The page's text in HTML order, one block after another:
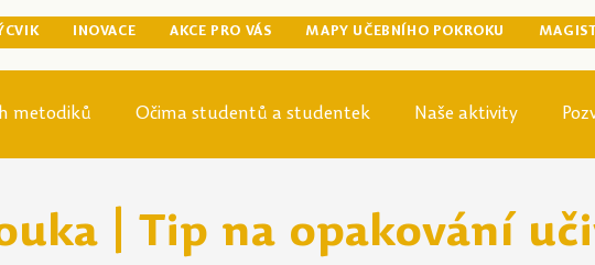
INOVACE AKCE PRO VÁS MAPY UČEBNÍHO POKROKU
metodiků Očima studentů a studentek Naše aktivity
Reforma pregraduální přípravy
| Tip na opakování